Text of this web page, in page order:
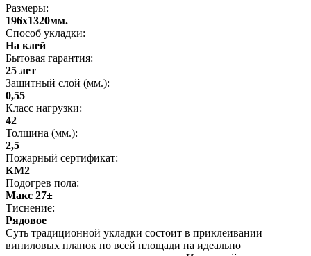
Размеры:
196x1320мм.
Способ укладки:
На клей
Бытовая гарантия:
25 лет
Защитный слой (мм.):
0,55
Класс нагрузки:
42
Толщина (мм.):
2,5
Пожарный сертификат:
КМ2
Подогрев пола:
Макс 27±
Тиснение:
Рядовое
Суть традиционной укладки состоит в приклеивании
виниловых планок по всей площади на идеально